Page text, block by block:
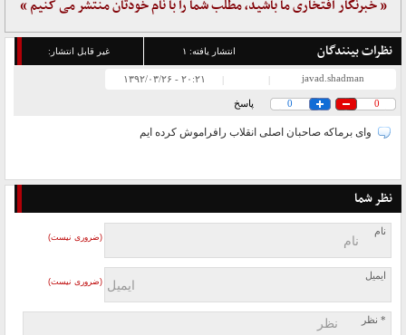
« خبرنگار افتخاری ما باشید، مطلب شما را با نام خودتان منتشر می کنیم »
نظرات بینندگان انتشار یافته: ۱ غیر قابل انتشار:
javad.shadman ۲۰:۲۱ - ۱۳۹۲/۰۳/۲۶
0
0 پاسخ
وای برماکه صاحبان اصلی انقلاب رافراموش کرده ایم
نظر شما
نام
(ضروری نیست)
ایمیل
(ضروری نیست)
* نظر